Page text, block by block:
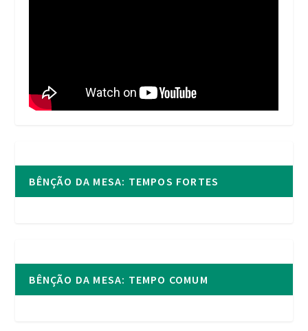
BÊNÇÃO DA MESA: TEMPOS FORTES
BÊNÇÃO DA MESA: TEMPO COMUM